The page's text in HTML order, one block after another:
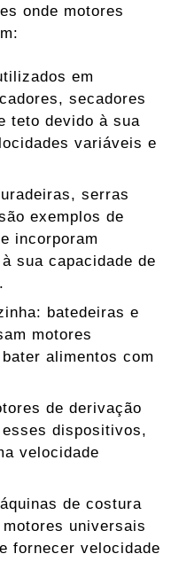
onde motores
em
secadores
teto devido à sua
variáveis ​​e
serras
exemplos de
incorporam
sua capacidade de
batedeiras e
motores
alimentos com
de derivação
dispositivos,
velocidade
de costura
universais
fornecer velocidade